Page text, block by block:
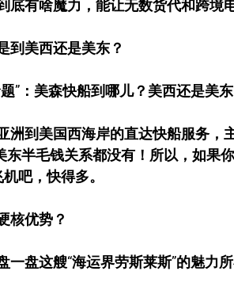
底有啥魔力，能让无数货代和跨境
到美西还是美东？
”：美森快船到哪儿？美西还是美
洲到美国西海岸的直达快船服务，
东半毛钱关系都没有！所以，如果
吧，快得多。
核优势？
一盘这艘“海运界劳斯莱斯”的魅力所